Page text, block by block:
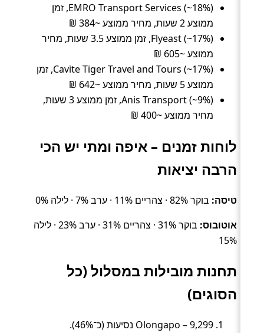
EMRO Transport Services (~18%), זמן
ממוצע 2 שעות, מחיר ממוצע ~384 ₪
Flyeast (~17%), זמן ממוצע 3.5 שעות, מחיר
ממוצע ~605 ₪
Cavite Tiger Travel and Tours (~17%), זמן
ממוצע 5 שעות, מחיר ממוצע ~642 ₪
Anis Transport (~9%), זמן ממוצע 3 שעות,
מחיר ממוצע ~400 ₪
לוחות זמנים – איפה ומתי יש הכי
הרבה יציאות
טיסה: בוקר 82% · צהריים 11% · ערב 7% · לילה 0%
אוטובוס:
בוקר 31% · צהריים 31% · ערב 23% · לילה
15%
תחנות מובילות במסלול (כל
הסוגים)
Olongapo – 9,299 נסיעות (כ־46%).